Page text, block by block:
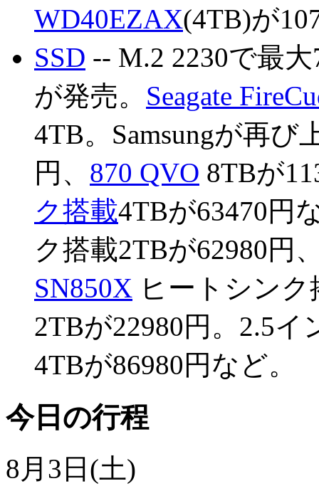
WD40EZAX(4TB)が
SSD -- M.2 2230で最
が発売。 Seagate
4TB。Samsungが再び
円、 870 QVO 8TBが
ク搭載4TBが63470円
ク搭載2TBが62980円
SN850X ヒートシンク
2TBが22980円。2.5イ
4TBが86980円など。
今日の行程
8月3日(土)